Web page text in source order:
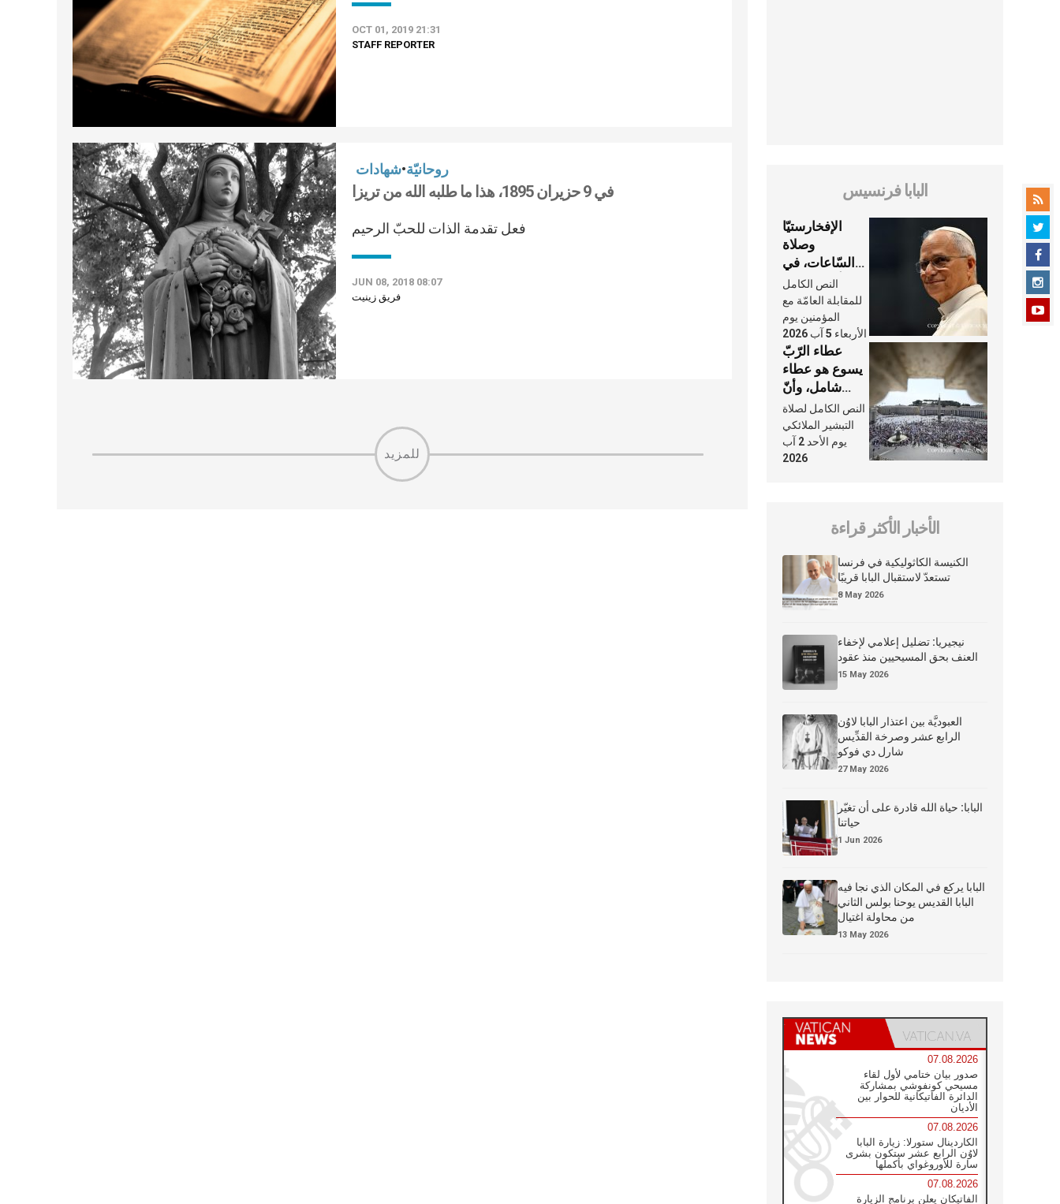
OCT 01, 2019 21:31
STAFF REPORTER
روحانيّة•شهادات
في 9 حزيران 1895، هذا ما طلبه الله من تريزا
فعل تقدمة الذات للحبّ الرحيم
JUN 08, 2018 08:07
فريق زينيت
للمزيد
البابا فرنسيس
الإفخارستيّا
وصلاة
السّاعات، في
كلّ أسبوع وكلّ
يوم، هما النَّفَس
في حياة
الكنيسة
النص الكامل
للمقابلة العامّة مع
المؤمنين يوم
الأربعاء 5 آب 2026
عطاء الرّبّ
يسوع هو عطاء
شامل، وأنّ
عنايته بنا لا
تغيب عنّا أبدًا
النص الكامل لصلاة
التبشير الملائكي
يوم الأحد 2 آب
2026
الأخبار الأكثر قراءة
الكنيسة الكاثوليكية في فرنسا
تستعدّ لاستقبال البابا قريبًا
8 May 2026
نيجيريا: تضليل إعلامي لإخفاء
العنف بحق المسيحيين منذ عقود
15 May 2026
العبوديَّة بين اعتذار البابا لاوُن
الرابع عشر وصرخة القدِّيس
شارل دي فوكو
27 May 2026
البابا: حياة الله قادرة على أن تغيّر
حياتنا
1 Jun 2026
البابا يركع في المكان الذي نجا فيه
البابا القديس يوحنا بولس الثاني
من محاولة اغتيال
13 May 2026
07.08.2026
صدور بيان ختامي لأول لقاء
مسيحي كونفوشي بمشاركة
الدائرة الفاتيكانية للحوار بين
الأديان
07.08.2026
الكاردينال ستورلا: زيارة البابا
لاوُن الرابع عشر ستكون بشرى
سارة للأوروغواي بأكملها
07.08.2026
الفاتيكان يعلن برنامج الزيارة